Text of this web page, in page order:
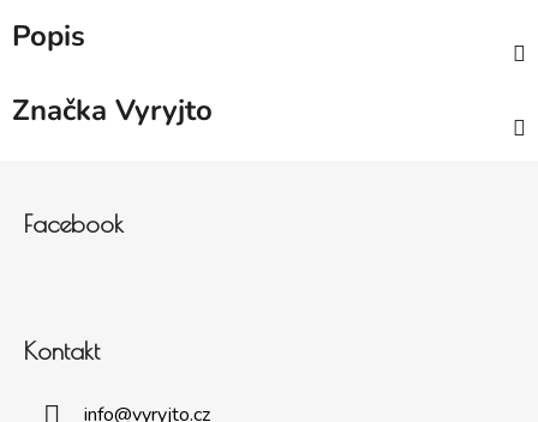
Popis
Značka Vyryjto
Facebook
Kontakt
info@vyryjto.cz